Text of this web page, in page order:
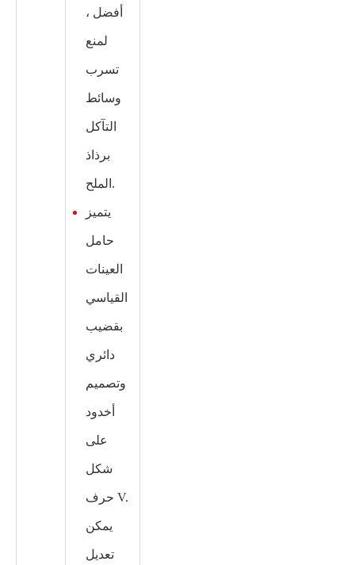
أفضل ،
لمنع
تسرب
وسائط
التآكل
برذاذ
الملح.
يتميز
حامل
العينات
القياسي
بقضيب
دائري
وتصميم
أخدود
على
شكل
حرف V.
يمكن
تعديل